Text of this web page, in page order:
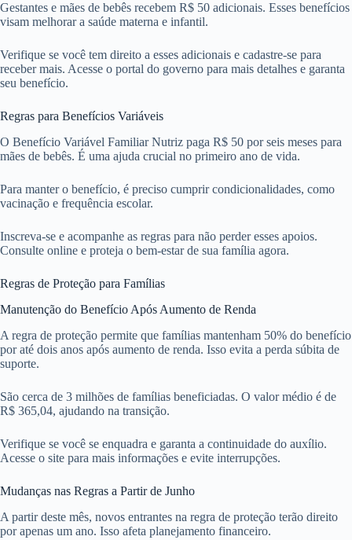
Gestantes e mães de bebês recebem R$ 50 adicionais. Esses benefícios
visam melhorar a saúde materna e infantil.
Verifique se você tem direito a esses adicionais e cadastre-se para
receber mais. Acesse o portal do governo para mais detalhes e garanta
seu benefício.
Regras para Benefícios Variáveis
O Benefício Variável Familiar Nutriz paga R$ 50 por seis meses para
mães de bebês. É uma ajuda crucial no primeiro ano de vida.
Para manter o benefício, é preciso cumprir condicionalidades, como
vacinação e frequência escolar.
Inscreva-se e acompanhe as regras para não perder esses apoios.
Consulte online e proteja o bem-estar de sua família agora.
Regras de Proteção para Famílias
Manutenção do Benefício Após Aumento de Renda
A regra de proteção permite que famílias mantenham 50% do benefício
por até dois anos após aumento de renda. Isso evita a perda súbita de
suporte.
São cerca de 3 milhões de famílias beneficiadas. O valor médio é de
R$ 365,04, ajudando na transição.
Verifique se você se enquadra e garanta a continuidade do auxílio.
Acesse o site para mais informações e evite interrupções.
Mudanças nas Regras a Partir de Junho
A partir deste mês, novos entrantes na regra de proteção terão direito
por apenas um ano. Isso afeta planejamento financeiro.